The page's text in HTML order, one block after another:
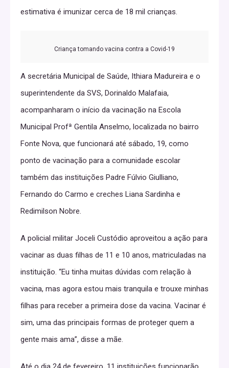
estimativa é imunizar cerca de 18 mil crianças.
Criança tomando vacina contra a Covid-19
A secretária Municipal de Saúde, Ithiara Madureira e o
superintendente da SVS, Dorinaldo Malafaia,
acompanharam o início da vacinação na Escola
Municipal Profª Gentila Anselmo, localizada no bairro
Fonte Nova, que funcionará até sábado, 19, como
ponto de vacinação para a comunidade escolar
também das instituições Padre Fúlvio Giulliano,
Fernando do Carmo e creches Liana Sardinha e
Redimilson Nobre.
A policial militar Joceli Custódio aproveitou a ação para
vacinar as duas filhas de 11 e 10 anos, matriculadas na
instituição. “Eu tinha muitas dúvidas com relação à
vacina, mas agora estou mais tranquila e trouxe minhas
filhas para receber a primeira dose da vacina. Vacinar é
sim, uma das principais formas de proteger quem a
gente mais ama”, disse a mãe.